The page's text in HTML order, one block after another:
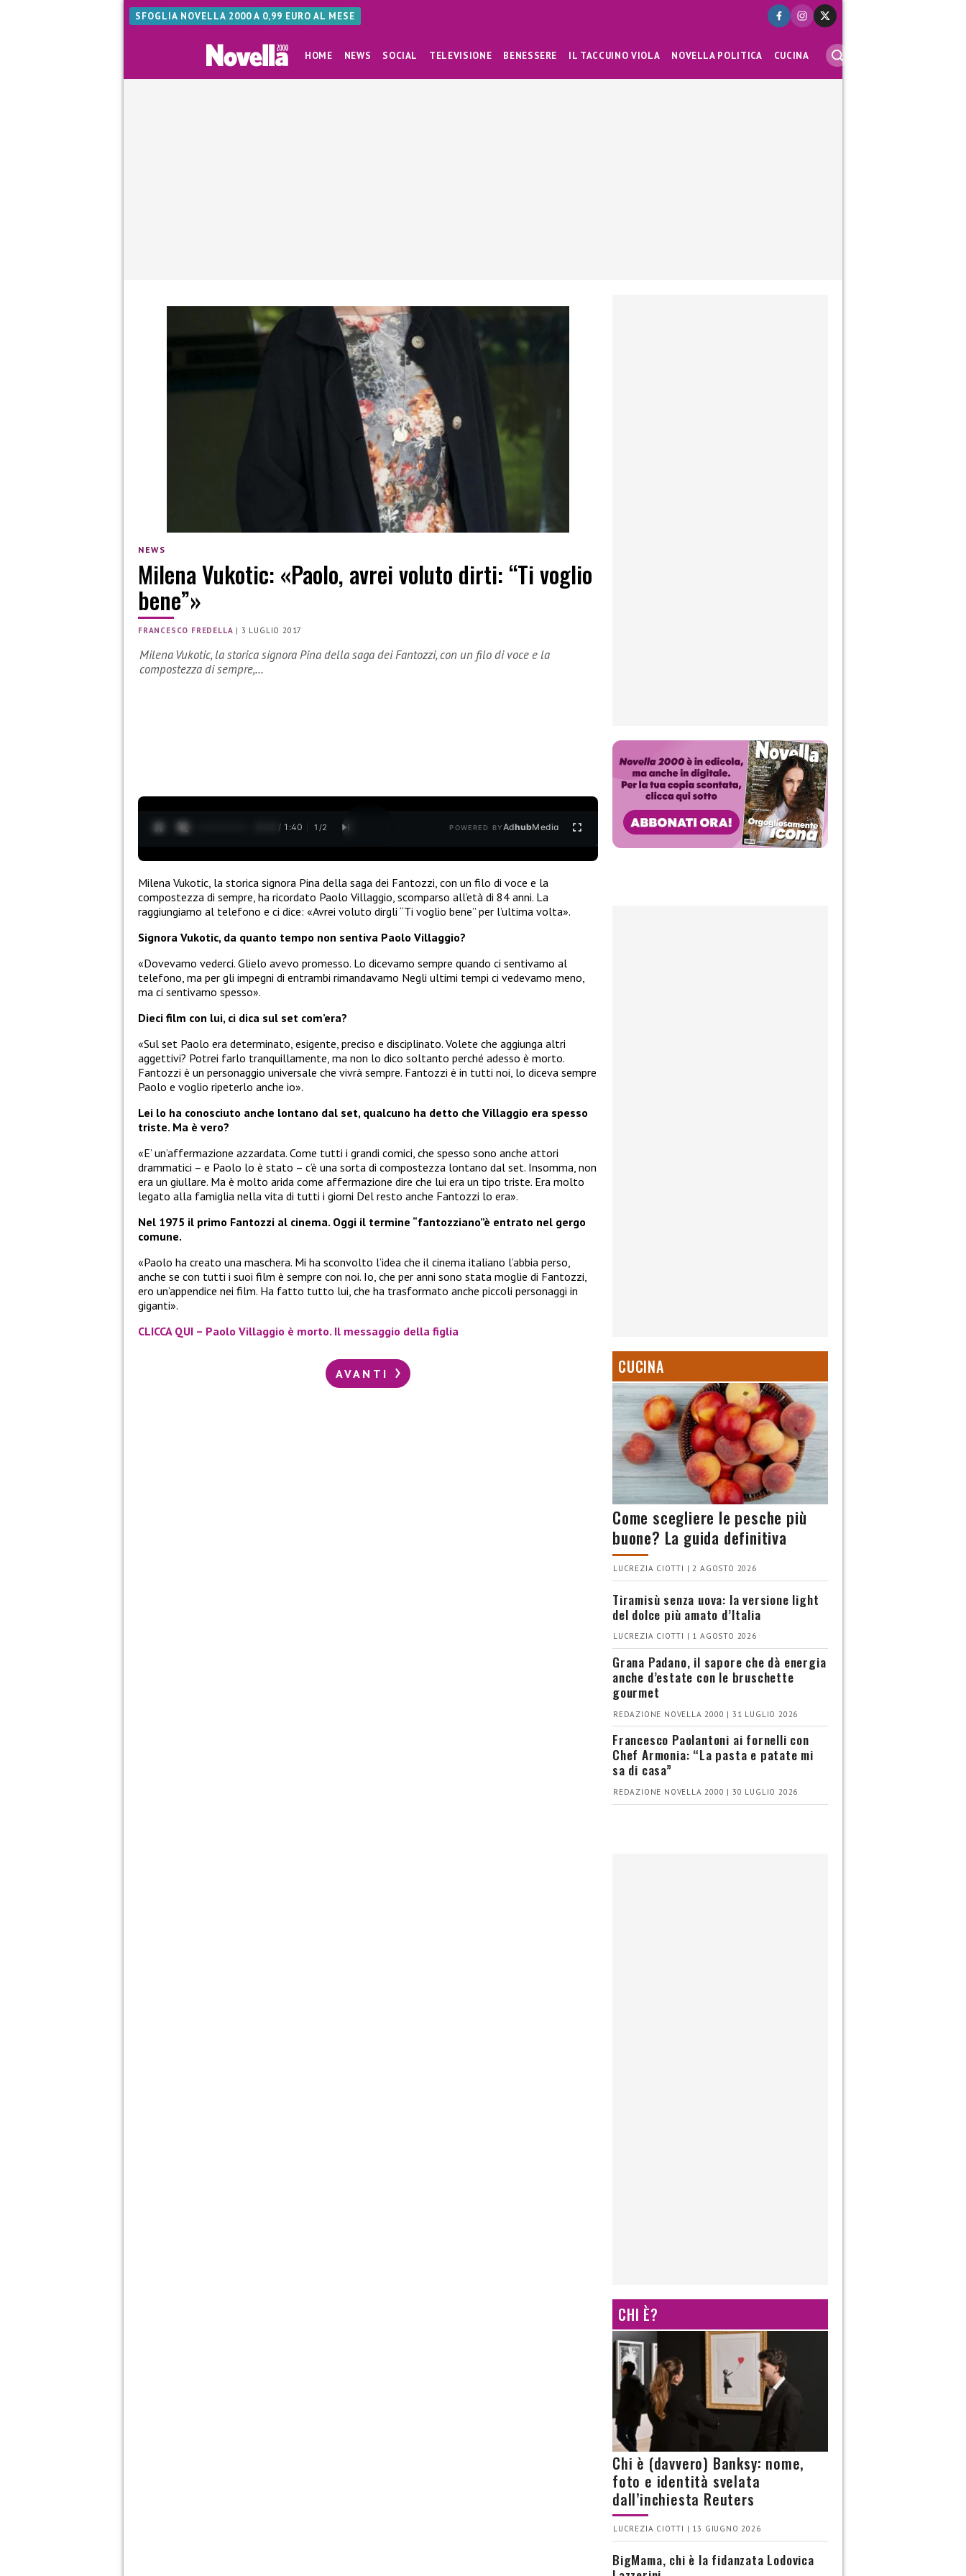
SFOGLIA NOVELLA 2000 A 0,99 EURO AL MESE
HOME NEWS SOCIAL TELEVISIONE BENESSERE IL TACCUINO VIOLA NOVELLA POLITICA CUCINA
NEWS
Milena Vukotic: «Paolo, avrei voluto dirti: “Ti voglio
bene”»
FRANCESCO FREDELLA | 3 LUGLIO 2017
Milena Vukotic, la storica signora Pina della saga dei Fantozzi, con un filo di voce e la
compostezza di sempre,…
0:13 / 1:40 1 /2 POWERED BYAdhubMedia
Milena Vukotic, la storica signora Pina della saga dei Fantozzi, con un filo di voce e la
compostezza di sempre, ha ricordato Paolo Villaggio, scomparso all’età di 84 anni. La
raggiungiamo al telefono e ci dice: «Avrei voluto dirgli “Ti voglio bene” per l’ultima volta».
Signora Vukotic, da quanto tempo non sentiva Paolo Villaggio?
«Dovevamo vederci. Glielo avevo promesso. Lo dicevamo sempre quando ci sentivamo al
telefono, ma per gli impegni di entrambi rimandavamo Negli ultimi tempi ci vedevamo meno,
ma ci sentivamo spesso».
Dieci film con lui, ci dica sul set com’era?
«Sul set Paolo era determinato, esigente, preciso e disciplinato. Volete che aggiunga altri
aggettivi? Potrei farlo tranquillamente, ma non lo dico soltanto perché adesso è morto.
Fantozzi è un personaggio universale che vivrà sempre. Fantozzi è in tutti noi, lo diceva sempre
Paolo e voglio ripeterlo anche io».
Lei lo ha conosciuto anche lontano dal set, qualcuno ha detto che Villaggio era spesso
triste. Ma è vero?
«E’ un’affermazione azzardata. Come tutti i grandi comici, che spesso sono anche attori
drammatici – e Paolo lo è stato – c’è una sorta di compostezza lontano dal set. Insomma, non
era un giullare. Ma è molto arida come affermazione dire che lui era un tipo triste. Era molto
legato alla famiglia nella vita di tutti i giorni Del resto anche Fantozzi lo era».
Nel 1975 il primo Fantozzi al cinema. Oggi il termine “fantozziano”è entrato nel gergo
comune.
«Paolo ha creato una maschera. Mi ha sconvolto l’idea che il cinema italiano l’abbia perso,
anche se con tutti i suoi film è sempre con noi. Io, che per anni sono stata moglie di Fantozzi,
ero un’appendice nei film. Ha fatto tutto lui, che ha trasformato anche piccoli personaggi in
giganti».
CLICCA QUI – Paolo Villaggio è morto. Il messaggio della figlia
AVANTI CUCINA
Come scegliere le pesche più
buone? La guida definitiva
LUCREZIA CIOTTI | 2 AGOSTO 2026
Tiramisù senza uova: la versione light
del dolce più amato d’Italia
LUCREZIA CIOTTI | 1 AGOSTO 2026
Grana Padano, il sapore che dà energia
anche d’estate con le bruschette
gourmet
REDAZIONE NOVELLA 2000 | 31 LUGLIO 2026
Francesco Paolantoni ai fornelli con
Chef Armonia: “La pasta e patate mi
sa di casa”
REDAZIONE NOVELLA 2000 | 30 LUGLIO 2026
CHI È?
Chi è (davvero) Banksy: nome,
foto e identità svelata
dall’inchiesta Reuters
LUCREZIA CIOTTI | 13 GIUGNO 2026
BigMama, chi è la fidanzata Lodovica